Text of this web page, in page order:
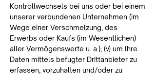
Kontrollwechsels bei uns oder bei einem
unserer verbundenen Unternehmen (im
Wege einer Verschmelzung, des
Erwerbs oder Kaufs (im Wesentlichen)
aller Vermögenswerte u. a.); (v) um Ihre
Daten mittels befugter Drittanbieter zu
erfassen, vorzuhalten und/oder zu